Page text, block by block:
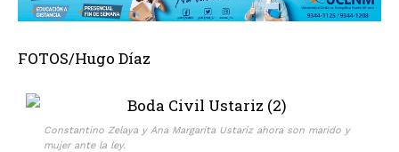
FOTOS/Hugo Díaz
Constantino Zelaya y Ana Margarita Ustaríz ahora son marido y
mujer ante la ley.